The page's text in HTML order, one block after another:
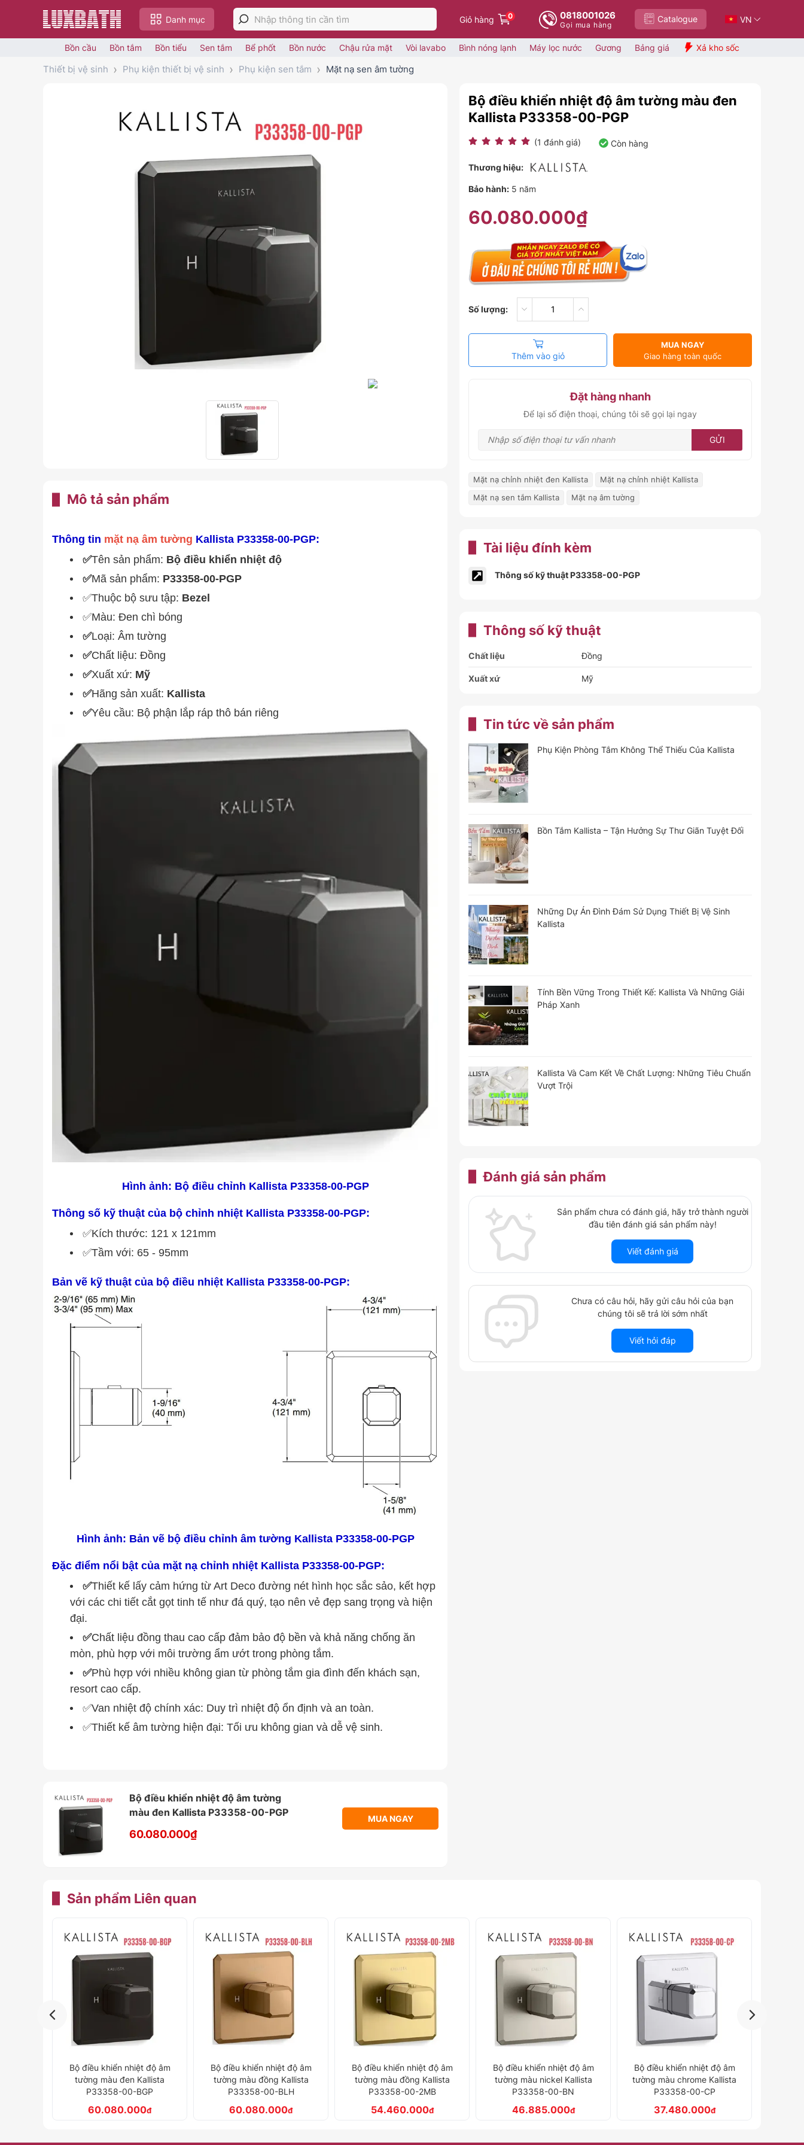
Danh mục Giỏ hàng 0 0818001026
Gọi mua hàng
Catalogue VN
Bồn cầu Bồn tắm Bồn tiểu Sen tắm Bể phốt Bồn nước Chậu rửa mặt Vòi lavabo Bình nóng lạnh Máy lọc nước Gương Bảng giá Xả kho sốc
Thiết bị vệ sinh Phụ kiện thiết bị vệ sinh Phụ kiện sen tắm Mặt nạ sen âm tường
Mô tả sản phẩm
Thông tin mặt nạ âm tường Kallista P33358-00-PGP:
✅Tên sản phẩm: Bộ điều khiển nhiệt độ
✅Mã sản phẩm: P33358-00-PGP
✅Thuộc bộ sưu tập: Bezel
✅Màu: Đen chì bóng
✅Loại: Âm tường
✅Chất liệu: Đồng
✅Xuất xứ: Mỹ
✅Hãng sản xuất: Kallista
✅Yêu cầu: Bộ phận lắp ráp thô bán riêng
Hình ảnh: Bộ điều chỉnh Kallista P33358-00-PGP
Thông số kỹ thuật của bộ chỉnh nhiệt Kallista P33358-00-PGP:
✅Kích thước: 121 x 121mm
✅Tầm với: 65 - 95mm
Bản vẽ kỹ thuật của bộ điều nhiệt Kallista P33358-00-PGP:
Hình ảnh: Bản vẽ bộ điều chỉnh âm tường Kallista P33358-00-PGP
Đặc điểm nổi bật của mặt nạ chỉnh nhiệt Kallista P33358-00-PGP:
✅Thiết kế lấy cảm hứng từ Art Deco đường nét hình học sắc sảo, kết hợp
với các chi tiết cắt gọt tinh tế như đá quý, tạo nên vẻ đẹp sang trọng và hiện
đại.
✅Chất liệu đồng thau cao cấp đảm bảo độ bền và khả năng chống ăn
mòn, phù hợp với môi trường ẩm ướt trong phòng tắm.
✅Phù hợp với nhiều không gian từ phòng tắm gia đình đến khách sạn,
resort cao cấp.
✅Van nhiệt độ chính xác: Duy trì nhiệt độ ổn định và an toàn.
✅Thiết kế âm tường hiện đại: Tối ưu không gian và dễ vệ sinh.
Bộ điều khiển nhiệt độ âm tường
màu đen Kallista P33358-00-PGP
60.080.000₫
MUA NGAY
Bộ điều khiển nhiệt độ âm tường màu đen
Kallista P33358-00-PGP
(1 đánh giá) Còn hàng
Thương hiệu:
Bảo hành: 5 năm
60.080.000₫
Số lượng:
Thêm vào giỏ
MUA NGAY
Giao hàng toàn quốc
Đặt hàng nhanh
Để lại số điện thoại, chúng tôi sẽ gọi lại ngay
GỬI
Mặt nạ chỉnh nhiệt đen Kallista
Mặt nạ chỉnh nhiệt Kallista
Mặt nạ sen tắm Kallista
Mặt nạ âm tường
Tài liệu đính kèm
Thông số kỹ thuật P33358-00-PGP
Thông số kỹ thuật
Chất liệu Đồng
Xuất xứ Mỹ
Tin tức về sản phẩm
Phụ Kiện Phòng Tắm Không Thể Thiếu Của Kallista
Bồn Tắm Kallista – Tận Hưởng Sự Thư Giãn Tuyệt Đối
Những Dự Án Đình Đám Sử Dụng Thiết Bị Vệ Sinh
Kallista
Tính Bền Vững Trong Thiết Kế: Kallista Và Những Giải
Pháp Xanh
Kallista Và Cam Kết Về Chất Lượng: Những Tiêu Chuẩn
Vượt Trội
Đánh giá sản phẩm
Sản phẩm chưa có đánh giá, hãy trở thành người
đầu tiên đánh giá sản phẩm này!
Viết đánh giá
Chưa có câu hỏi, hãy gửi câu hỏi của bạn
chúng tôi sẽ trả lời sớm nhất
Viết hỏi đáp
Sản phẩm Liên quan
Bộ điều khiển nhiệt độ âm
tường màu đồng Kallista
P33358-00-BLH
60.080.000đ
Bộ điều khiển nhiệt độ âm
tường màu đồng Kallista
P33358-00-2MB
54.460.000đ
Bộ điều khiển nhiệt độ âm
tường màu nickel Kallista
P33358-00-BN
46.885.000đ
Bộ điều khiển nhiệt độ âm
tường màu chrome Kallista
P33358-00-CP
37.480.000đ
tường màu đen Kallista
P33358-00-BGP
60.080.000